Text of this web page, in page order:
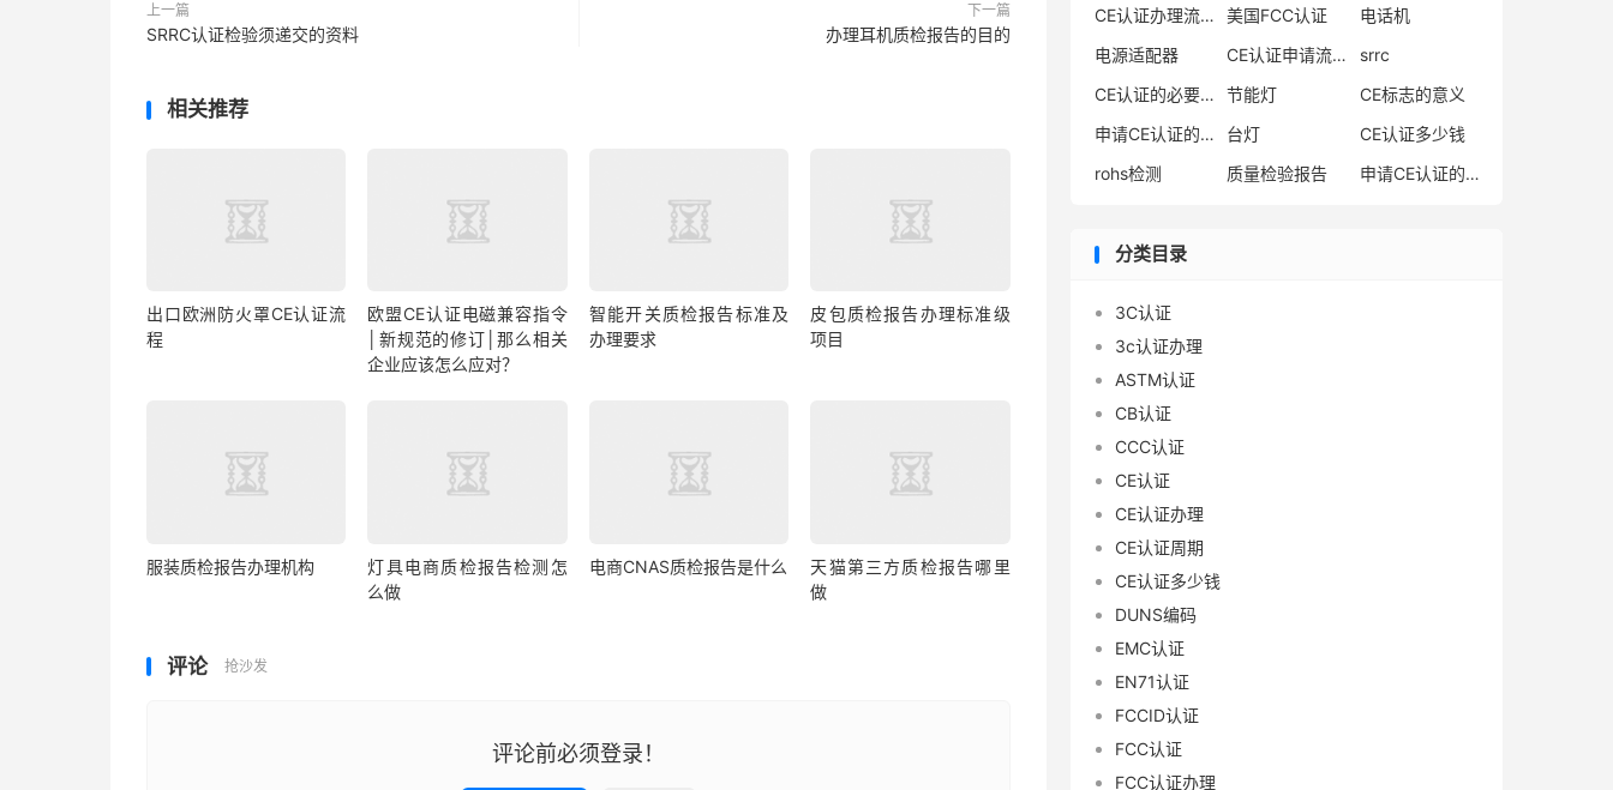
上一篇
SRRC认证检验须递交的资料
下一篇
办理耳机质检报告的目的
相关推荐
出口欧洲防火罩CE认证流
程
欧盟CE认证电磁兼容指令
│新规范的修订│那么相关
企业应该怎么应对？
智能开关质检报告标准及
办理要求
皮包质检报告办理标准级
项目
服装质检报告办理机构
灯具电商质检报告检测怎
么做
电商CNAS质检报告是什么
天猫第三方质检报告哪里
做
评论 抢沙发
评论前必须登录！
CE认证办理流程
美国FCC认证
电话机
电源适配器
CE认证申请流程
srrc
CE认证的必要性
节能灯
CE标志的意义
申请CE认证的必要性
台灯
CE认证多少钱
rohs检测
质量检验报告 申请CE认证的好处
分类目录
3C认证
3c认证办理
ASTM认证
CB认证
CCC认证
CE认证
CE认证办理
CE认证周期
CE认证多少钱
DUNS编码
EMC认证
EN71认证
FCCID认证
FCC认证
FCC认证办理